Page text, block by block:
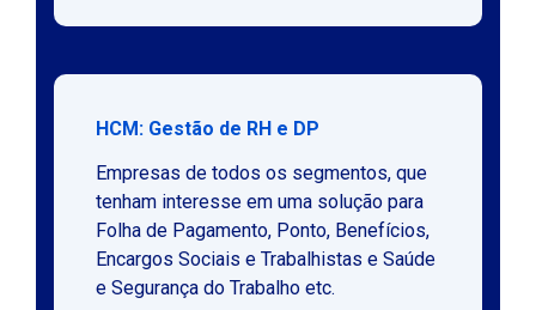
HCM: Gestão de RH e DP
Empresas de todos os segmentos, que
tenham interesse em uma solução para
Folha de Pagamento, Ponto, Benefícios,
Encargos Sociais e Trabalhistas e Saúde
e Segurança do Trabalho etc.